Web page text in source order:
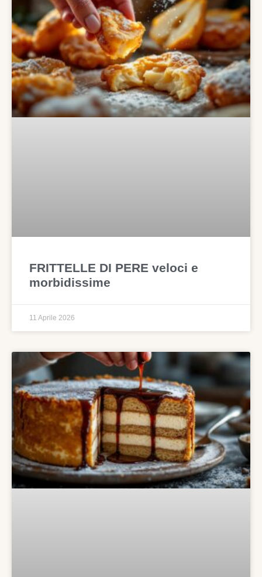
FRITTELLE DI PERE veloci e
morbidissime
11 Aprile 2026